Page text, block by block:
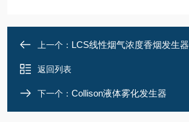
上一个： LCS线性烟气浓度香烟发生器
返回列表
下一个： Collison液体雾化发生器